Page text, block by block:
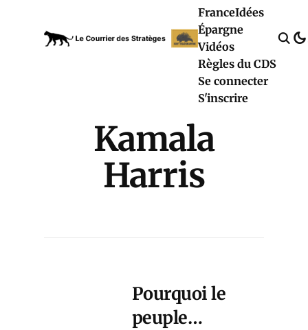
FranceIdées
Épargne
Vidéos
Règles du CDS
Se connecter
S'inscrire
Kamala
Harris
Pourquoi le
peuple